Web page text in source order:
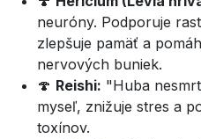
neuróny. Podporuje
zlepšuje pamäť a
nervových buniek.
🍄 Reishi: "Huba
myseľ, znižuje stres a
toxínov.